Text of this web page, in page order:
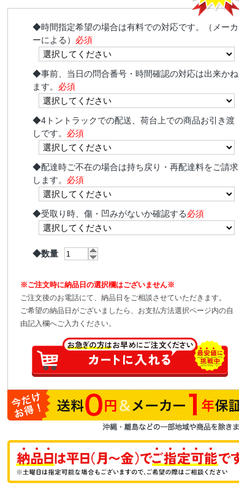
◆時間指定希望の場合は有料での対応です。（メーカ
ーによる） 必須
◆事前、当日の問合番号・時間確認の対応は出来かね
ます。 必須
◆4トントラックでの配送、荷台上での商品お引き渡
しです。 必須
◆配達時ご不在の場合は持ち戻り・再配達料をご請求
します。 必須
◆受取り時、傷・凹みがないか確認する必須
◆数量
※ご注文時に納品日の選択欄はございません※
ご注文後のお電話にて、納品日をご相談させていただきます。
ご希望の納品日がございましたら、お支払方法選択ページ内の自
由記入欄へご入力ください。